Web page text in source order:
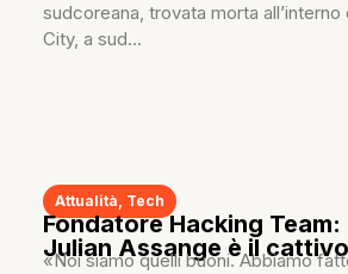
sudcoreana, trovata morta
City, a sud...
Attualità, Tech
Fondatore Hacking
Julian Assange è il
«Noi siamo quelli buoni. Abbiamo